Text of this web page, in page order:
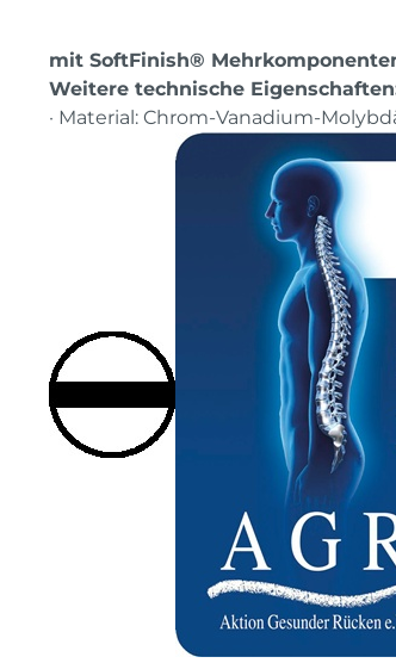
mit SoftFinish®
Weitere technische
· Material: Chrom-Vanadium-